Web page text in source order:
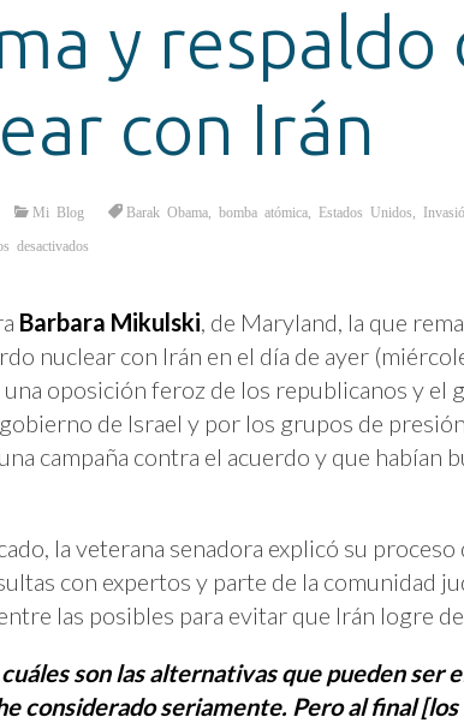
y respaldo
con Irán
Mi Blog Barak Obama bomba atómica Estados Unidos
desactivados
Pacto
con
Irán
Barbara Mikulski, de Maryland, la que
nuclear con Irán en el día de ayer
oposición feroz de los republicanos y el
de Israel y por los grupos de
campaña contra el acuerdo y que
la veterana senadora explicó su
con expertos y parte de la comunidad
las posibles para evitar que Irán logre
son las alternativas que pueden ser
considerado seriamente. Pero al final